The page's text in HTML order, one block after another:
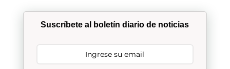
Suscríbete al boletín diario de noticias